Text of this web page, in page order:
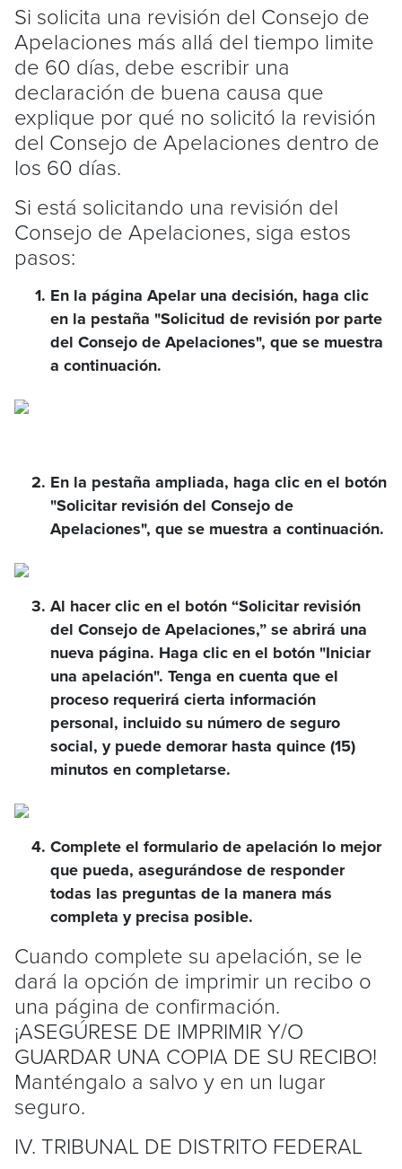
Si solicita una revisión del Consejo de
Apelaciones más allá del tiempo limite
de 60 días, debe escribir una
declaración de buena causa que
explique por qué no solicitó la revisión
del Consejo de Apelaciones dentro de
los 60 días.
Si está solicitando una revisión del
Consejo de Apelaciones, siga estos
pasos:
En la página Apelar una decisión, haga clic
en la pestaña "Solicitud de revisión por parte
del Consejo de Apelaciones", que se muestra
a continuación.
En la pestaña ampliada, haga clic en el botón
"Solicitar revisión del Consejo de
Apelaciones", que se muestra a continuación.
Al hacer clic en el botón “Solicitar revisión
del Consejo de Apelaciones,” se abrirá una
nueva página. Haga clic en el botón "Iniciar
una apelación". Tenga en cuenta que el
proceso requerirá cierta información
personal, incluido su número de seguro
social, y puede demorar hasta quince (15)
minutos en completarse.
Complete el formulario de apelación lo mejor
que pueda, asegurándose de responder
todas las preguntas de la manera más
completa y precisa posible.
Cuando complete su apelación, se le
dará la opción de imprimir un recibo o
una página de confirmación.
¡ASEGÚRESE DE IMPRIMIR Y/O
GUARDAR UNA COPIA DE SU RECIBO!
Manténgalo a salvo y en un lugar
seguro.
IV. TRIBUNAL DE DISTRITO FEDERAL